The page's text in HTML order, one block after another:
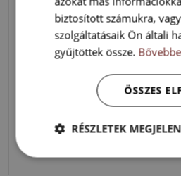
biztosított számukra,
szolgáltatásaik Ön általi
gyűjtöttek össze.
ÖSSZES
RÉSZLETEK